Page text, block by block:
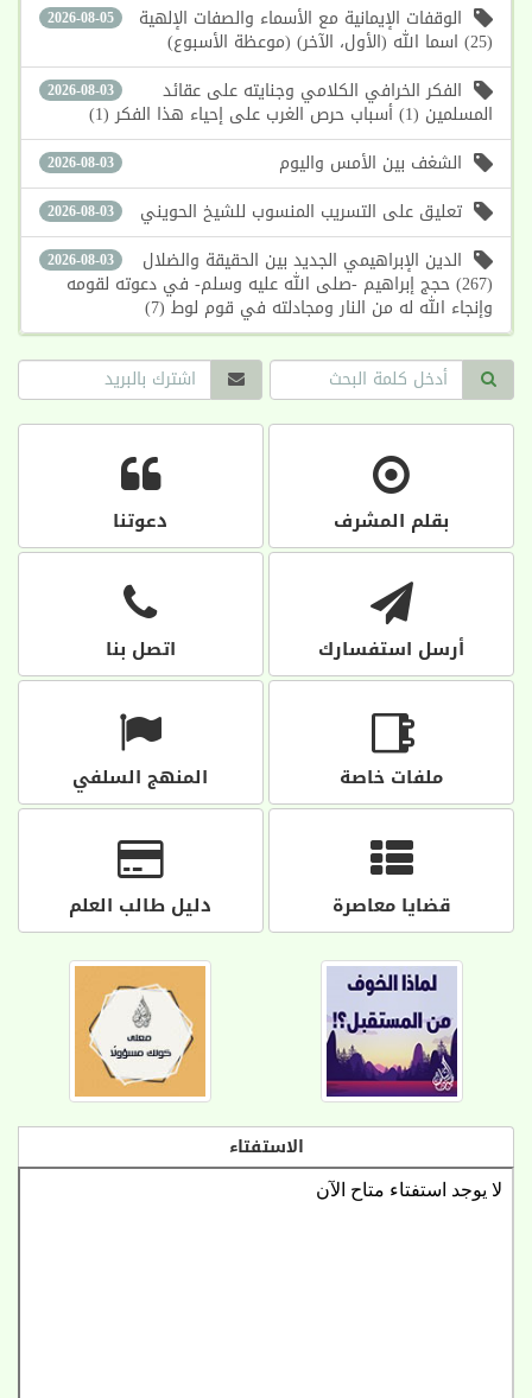
2026-08-05 الوقفات الإيمانية مع الأسماء والصفات الإلهية
(25) اسما الله (الأول، الآخر) (موعظة الأسبوع)
2026-08-03 الفكر الخرافي الكلامي وجنايته على عقائد
المسلمين (1) أسباب حرص الغرب على إحياء هذا الفكر (1)
2026-08-03 الشغف بين الأمس واليوم
2026-08-03 تعليق على التسريب المنسوب للشيخ الحويني
2026-08-03 الدين الإبراهيمي الجديد بين الحقيقة والضلال
(267) حجج إبراهيم -صلى الله عليه وسلم- في دعوته لقومه
وإنجاء الله له من النار ومجادلته في قوم لوط (7)
بقلم المشرف دعوتنا
أرسل استفسارك اتصل بنا
ملفات خاصة المنهج السلفي
قضايا معاصرة دليل طالب العلم
الاستفتاء